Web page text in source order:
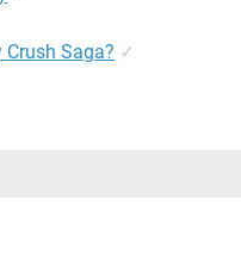
Saga? ✓